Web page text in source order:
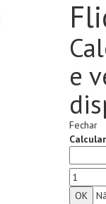
e
Fechar